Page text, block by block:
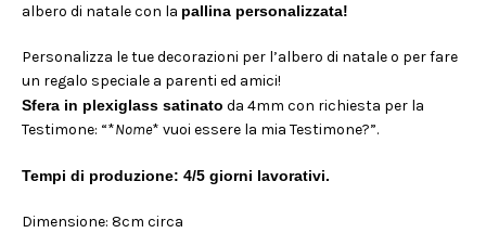
albero di natale con la pallina personalizzata!
Personalizza le tue decorazioni per l’albero di natale o per fare
un regalo speciale a parenti ed amici!
Sfera in plexiglass satinato da 4mm con richiesta per la
Testimone: “*Nome* vuoi essere la mia Testimone?”.
Tempi di produzione: 4/5 giorni lavorativi.
Dimensione: 8cm circa